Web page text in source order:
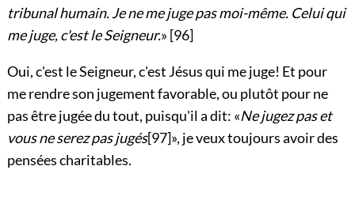
tribunal humain. Je ne me juge pas moi-même. Celui qui
me juge, c'est le Seigneur.» [96]
Oui, c'est le Seigneur, c'est Jésus qui me juge! Et pour
me rendre son jugement favorable, ou plutôt pour ne
pas être jugée du tout, puisqu'il a dit: «Ne jugez pas et
vous ne serez pas jugés[97]», je veux toujours avoir des
pensées charitables.